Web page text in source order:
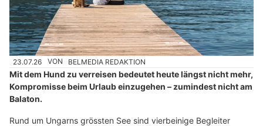
23.07.26 VON BELMEDIA REDAKTION
Mit dem Hund zu verreisen bedeutet heute längst nicht mehr,
Kompromisse beim Urlaub einzugehen – zumindest nicht am
Balaton.
Rund um Ungarns grössten See sind vierbeinige Begleiter